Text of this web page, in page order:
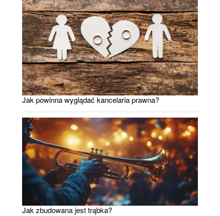
Jak powinna wyglądać kancelaria prawna?
Jak zbudowana jest trąbka?